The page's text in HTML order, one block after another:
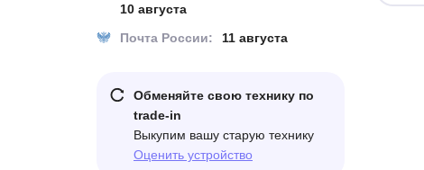
10 августа
Почта России:
11 августа
Обменяйте свою технику по
trade-in
Выкупим вашу старую технику
Оценить устройство